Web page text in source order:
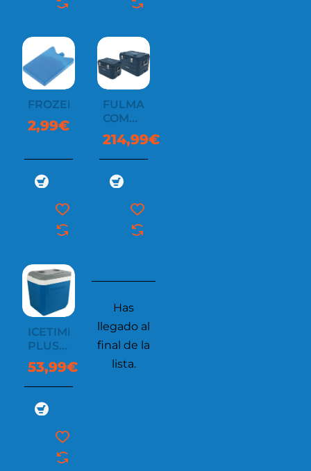
FROZEN
2,99€
FULMAR
COMBO
(PACK
2)
214,99€
ICETIME
PLUS
EXTREME
29L
53,99€
Has
llegado al
final de la
lista.